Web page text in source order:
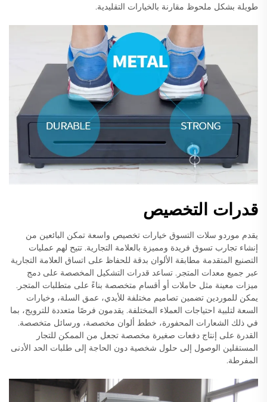
طويلة بشكل ملحوظ مقارنة بالخيارات التقليدية.
قدرات التخصيص
يقدم موردو سلات التسوق خيارات تخصيص واسعة تمكن البائعين من
إنشاء تجارب تسوق فريدة ومميزة بالعلامة التجارية. تتيح لهم عمليات
التصنيع المتقدمة مطابقة الألوان بدقة للحفاظ على اتساق العلامة التجارية
عبر جميع معدات المتجر. تساعد قدرات التشكيل المخصصة على دمج
ميزات معينة مثل حاملات أو أقسام متخصصة بناءً على متطلبات المتجر.
يمكن للموردين تضمين تصاميم مختلفة للأيدي، عمق السلة، وخيارات
السعة لتلبية احتياجات العملاء المختلفة. يقدمون فرصًا متعددة للترويج، بما
في ذلك الشعارات المحفورة، خطط ألوان مخصصة، ورسائل متخصصة.
القدرة على إنتاج دفعات صغيرة مخصصة تجعل من الممكن للتجار
المستقلين الوصول إلى حلول شخصية دون الحاجة إلى طلبات الحد الأدنى
المفرطة.